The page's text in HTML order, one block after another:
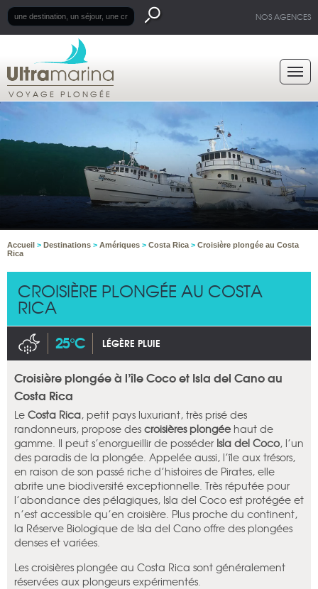
NOS AGENCES
VOYAGE PLONGÉE
Accueil > Destinations > Amériques > Costa Rica > Croisière plongée au Costa
Rica
CROISIÈRE PLONGÉE AU COSTA
RICA
25°C LÉGÈRE PLUIE
Croisière plongée à l’île Coco et Isla del Cano au
Costa Rica
Le Costa Rica, petit pays luxuriant, très prisé des
randonneurs, propose des croisières plongée haut de
gamme. Il peut s’enorgueillir de posséder Isla del Coco, l’un
des paradis de la plongée. Appelée aussi, l’île aux trésors,
en raison de son passé riche d’histoires de Pirates, elle
abrite une biodiversité exceptionnelle. Très réputée pour
l’abondance des pélagiques, Isla del Coco est protégée et
n’est accessible qu’en croisière. Plus proche du continent,
la Réserve Biologique de Isla del Cano offre des plongées
denses et variées.
Les croisières plongée au Costa Rica sont généralement
réservées aux plongeurs expérimentés.